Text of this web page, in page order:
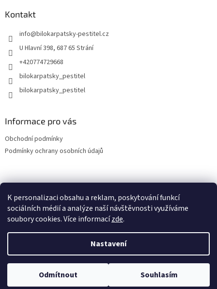
K personalizaci obsahu a reklam, poskytování funkcí
sociálních médií a analýze naší návštěvnosti využíváme
soubory cookies. Více informacízde.
Nastavení
Odmítnout Souhlasím
Kontakt
info@bilokarpatsky-pestitel.cz
U Hlavní 398, 687 65 Strání
+420774729668
bilokarpatsky_pestitel
Informace pro vás
Obchodní podmínky
Podmínky ochrany osobních údajů
Copyright 2026bilokarpatsky-pestitel.cz. Všechna práva
vyhrazena.
Upravit nastavení cookies